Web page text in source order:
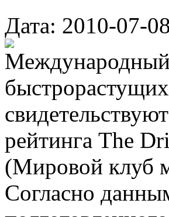
Дата: 2010-07-
рейтинга The
(Мировой клуб
Согласно